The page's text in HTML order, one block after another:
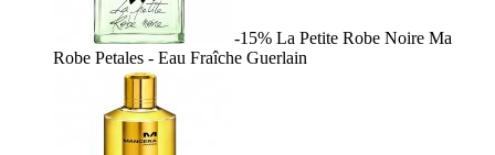
-15% La Petite Robe Noire Ma
Robe Petales - Eau Fraîche Guerlain